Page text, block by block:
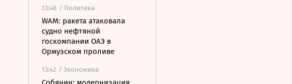
13:48 / Политика
WAM: ракета атаковала
судно нефтяной
госкомпании ОАЭ в
Ормузском проливе
13:42 / Экономика